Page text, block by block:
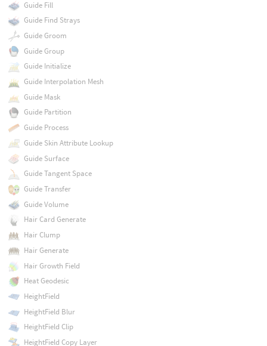
Guide Fill
Guide Find Strays
Guide Groom
Guide Group
Guide Initialize
Guide Interpolation Mesh
Guide Mask
Guide Partition
Guide Process
Guide Skin Attribute Lookup
Guide Surface
Guide Tangent Space
Guide Transfer
Guide Volume
Hair Card Generate
Hair Clump
Hair Generate
Hair Growth Field
Heat Geodesic
HeightField
HeightField Blur
HeightField Clip
HeightField Copy Layer